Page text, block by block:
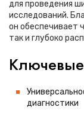
для проведения
исследований.
он обеспечивает
так и глубоко
диагностики